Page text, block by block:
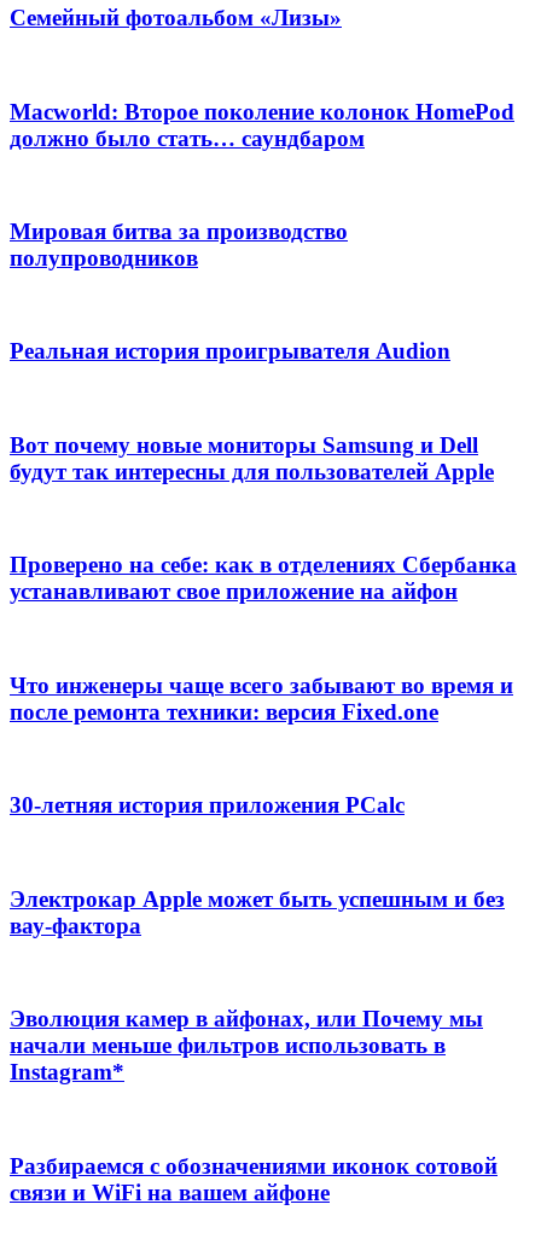
Семейный фотоальбом «Лизы»
Macworld: Второе поколение колонок HomePod
должно было стать… саундбаром
Мировая битва за производство
полупроводников
Реальная история проигрывателя Audion
Вот почему новые мониторы Samsung и Dell
будут так интересны для пользователей Apple
Проверено на себе: как в отделениях Сбербанка
устанавливают свое приложение на айфон
Что инженеры чаще всего забывают во время и
после ремонта техники: версия Fixed.one
30-летняя история приложения PCalc
Электрокар Apple может быть успешным и без
вау-фактора
Эволюция камер в айфонах, или Почему мы
начали меньше фильтров использовать в
Instagram*
Разбираемся с обозначениями иконок сотовой
связи и WiFi на вашем айфоне